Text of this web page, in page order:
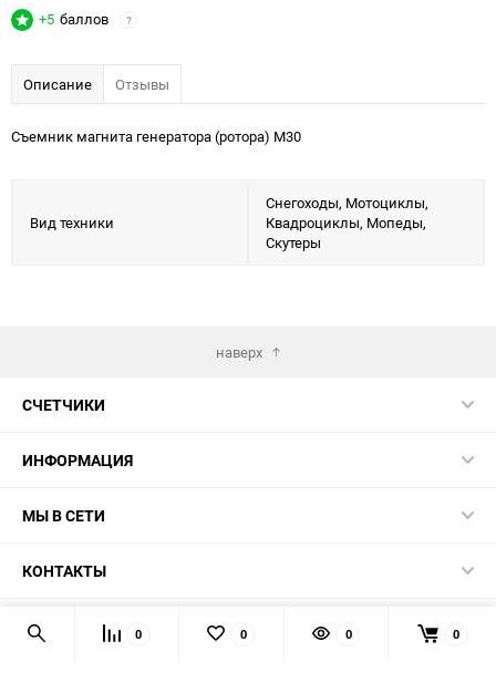
+5 баллов ?
Описание Отзывы
Съемник магнита генератора (ротора) М30
Вид техники
Снегоходы, Мотоциклы,
Квадроциклы, Мопеды,
Скутеры
наверх
СЧЕТЧИКИ
ИНФОРМАЦИЯ
МЫ В СЕТИ
КОНТАКТЫ
© 2026 139-QMB.RU - запчасти для китайских скутеров.
0 0 0 0